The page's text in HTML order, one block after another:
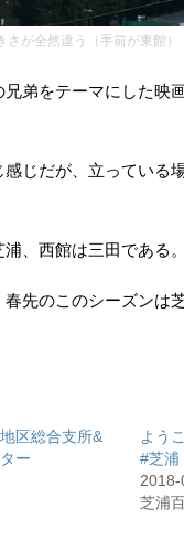
が全然違う（手前が東館）
弟をテーマにした映
じだが、立っている
、西館は三田である。
先のこのシーズンは
区総合支所&
ー
よう
#芝浦
2018-
芝浦